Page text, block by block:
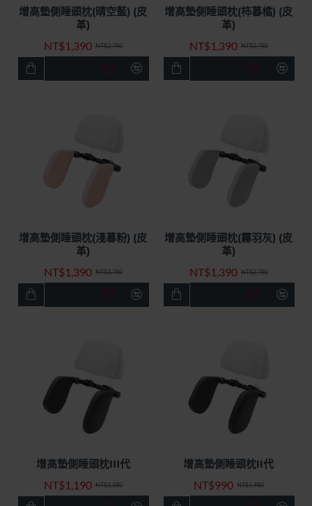
特價優惠
快速出貨
增高墊側睡頭枕(晴空藍) (皮
革)
NT$1,390 NT$2,780
特價優惠
快速出貨
-50%
增高墊側睡頭枕(柿暮橘) (皮
革)
NT$1,390 NT$2,780
特價優惠
快速出貨
增高墊側睡頭枕(淺暮粉) (皮
革)
NT$1,390 NT$2,780
特價優惠
快速出貨
增高墊側睡頭枕(霧羽灰) (皮
革)
NT$1,390 NT$2,780
特價優惠
快速出貨
-50%
增高墊側睡頭枕III代
NT$1,190 NT$2,380
特價優惠
快速出貨
增高墊側睡頭枕II代
NT$990 NT$1,980